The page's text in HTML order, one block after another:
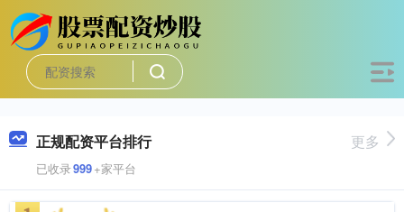
正规配资平台排行
已收录999+家平台
更多